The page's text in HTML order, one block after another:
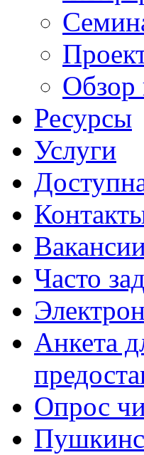
Обзор
Ресурсы
Услуги
Часто
Анкета
Опрос